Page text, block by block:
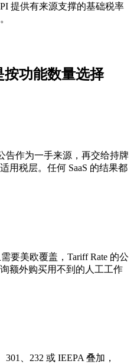
提供有来源支撑的基础税率
功能数量选择
告作为一手来源，再交给持牌
用税层。任何 SaaS 的结果都
要美欧覆盖，Tariff Rate 的公
额外购买用不到的人工工作
、232 或 IEEPA 叠加，